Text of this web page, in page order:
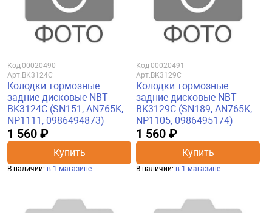
Код00020490
Арт. BK3124C
Колодки тормозные
задние дисковые NBT
BK3124C (SN151, AN765K,
NP1111, 0986494873)
1 560 ₽
Купить
В наличии: в 1 магазине
Код00020491
Арт. BK3129C
Колодки тормозные
задние дисковые NBT
BK3129C (SN189, AN765K,
NP1105, 0986495174)
1 560 ₽
Купить
В наличии: в 1 магазине